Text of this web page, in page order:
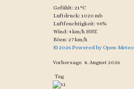
Gefühlt: 21°C
Luftdruck: 1020 mb
Luftfeuchtigkeit: 94%
Wind: 4 km/h NNE
Böen: 27 km/h
© 2026 Powered by Open-Meteo
Vorhersage 8. August 2026
Tag